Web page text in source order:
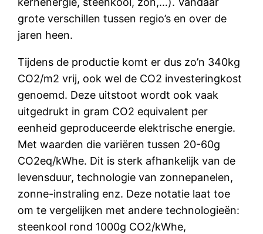
grote verschillen tussen regio’s en over de
jaren heen.
Tijdens de productie komt er dus zo’n 340kg
CO2/m2 vrij, ook wel de CO2 investeringkost
genoemd. Deze uitstoot wordt ook vaak
uitgedrukt in gram CO2 equivalent per
eenheid geproduceerde elektrische energie.
Met waarden die variëren tussen 20-60g
CO2eq/kWhe. Dit is sterk afhankelijk van de
levensduur, technologie van zonnepanelen,
zonne-instraling enz. Deze notatie laat toe
om te vergelijken met andere technologieën:
steenkool rond 1000g CO2/kWhe,